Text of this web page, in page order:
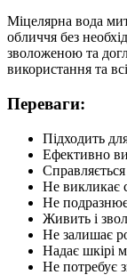
Міцелярна вода
обличчя без
зволоженою та
використання та
Переваги:
Підходить
Ефективно
Не викликає
Не
Живить і
Не залишає
Надає шкірі
Не потребує